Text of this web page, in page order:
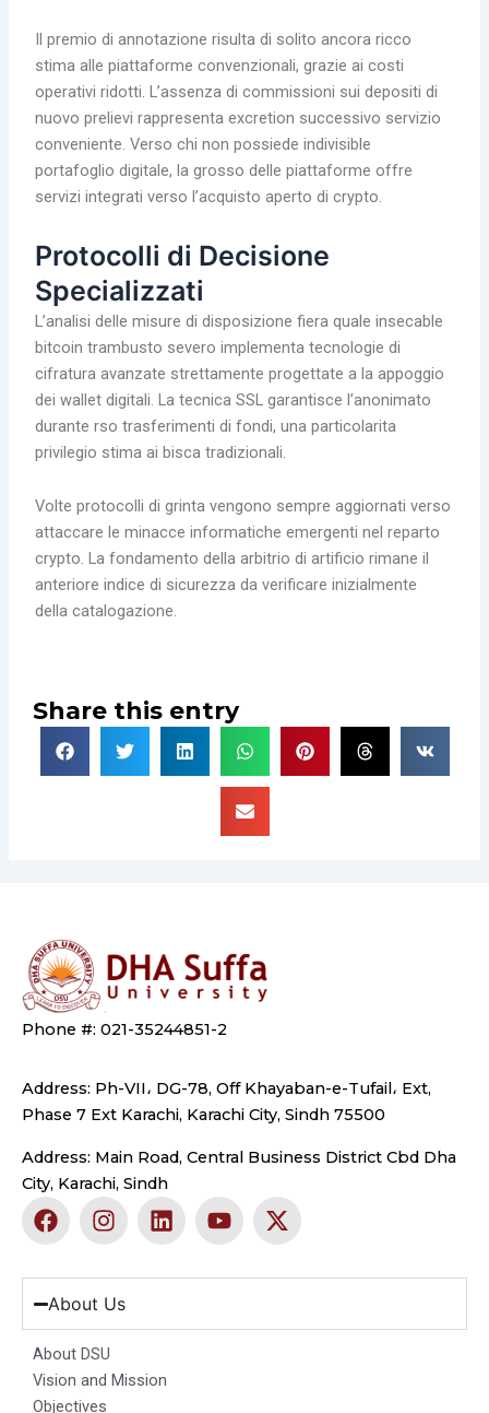
Il premio di annotazione risulta di solito ancora ricco
stima alle piattaforme convenzionali, grazie ai costi
operativi ridotti. L’assenza di commissioni sui depositi di
nuovo prelievi rappresenta excretion successivo servizio
conveniente. Verso chi non possiede indivisible
portafoglio digitale, la grosso delle piattaforme offre
servizi integrati verso l’acquisto aperto di crypto.
Protocolli di Decisione
Specializzati
L’analisi delle misure di disposizione fiera quale insecable
bitcoin trambusto severo implementa tecnologie di
cifratura avanzate strettamente progettate a la appoggio
dei wallet digitali. La tecnica SSL garantisce l’anonimato
durante rso trasferimenti di fondi, una particolarita
privilegio stima ai bisca tradizionali.
Volte protocolli di grinta vengono sempre aggiornati verso
attaccare le minacce informatiche emergenti nel reparto
crypto. La fondamento della arbitrio di artificio rimane il
anteriore indice di sicurezza da verificare inizialmente
della catalogazione.
Share this entry
Phone #: 021-35244851-2
Address: Ph-VII، DG-78, Off Khayaban-e-Tufail، Ext,
Phase 7 Ext Karachi, Karachi City, Sindh 75500
Address: Main Road, Central Business District Cbd Dha
City, Karachi, Sindh
F
a
e
b
o
o
k
I
n
t
a
g
r
a
m
L
i
k
d
n
Y
o
t
b
X
-
w
t
About Us
About DSU
Vision and Mission
Objectives